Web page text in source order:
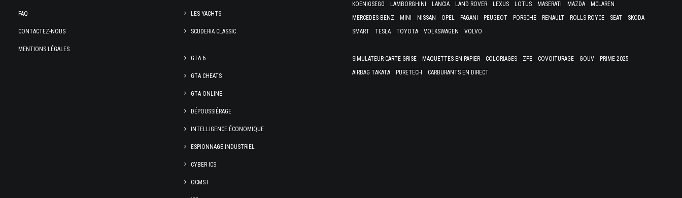
FAQ
CONTACTEZ-NOUS
MENTIONS LÉGALES
LES YACHTS
SCUDERIA CLASSIC
GTA 6
GTA CHEATS
GTA ONLINE
DÉPOUSSIÉRAGE
INTELLIGENCE ÉCONOMIQUE
ESPIONNAGE INDUSTRIEL
CYBER ICS
OCMST
KOENIGSEGG
LAMBORGHINI LANCIA LAND ROVER LEXUS LOTUS MASERATI MAZDA
MCLAREN
MERCEDES-BENZ
MINI NISSAN OPEL PAGANI PEUGEOT PORSCHE RENAULT ROLLS-ROYCE SEAT
SKODA
SMART
TESLA TOYOTA VOLKSWAGEN VOLVO
SIMULATEUR CARTE GRISE MAQUETTES EN PAPIER COLORIAGES ZFE COVOITURAGE GOUV
PRIME 2025
AIRBAG TAKATA
PURETECH CARBURANTS EN DIRECT